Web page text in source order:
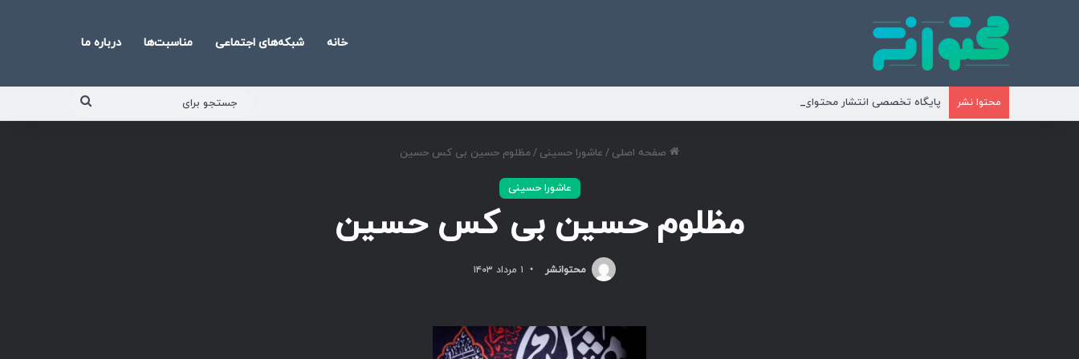
خانه شبکه‌های اجتماعی مناسبت‌ها درباره ما
محتوا نشر پایگاه تخصصی انتشار محتوای مناسبتی و موضوعی
صفحه اصلی / عاشورا حسینی /مظلوم حسین بی کس حسین
عاشورا حسینی
مظلوم حسین بی کس حسین
محتوانشر ۱ مرداد ۱۴۰۳